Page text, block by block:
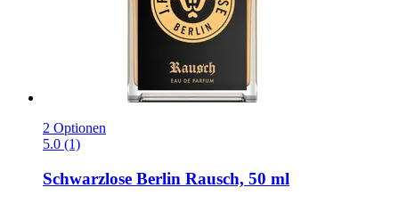
2 Optionen
5.0 (1)
Schwarzlose Berlin Rausch, 50 ml